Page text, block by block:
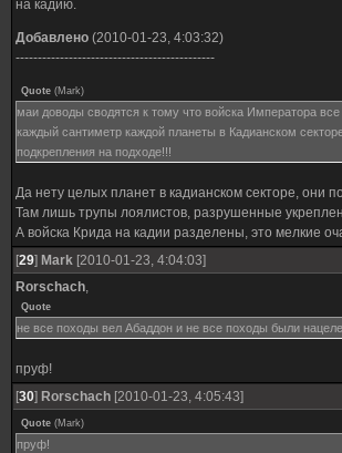
на кадию.
Добавлено (2010-01-23, 4:03:32)
---------------------------------------------
Quote (Mark)
маи доводы сводятся к тому что войска Императора
каждый сантиметр каждой планеты в Кадианском
подкрепления на подходе!!!
Да нету целых планет в кадианском секторе, они
Там лишь трупы лоялистов, разрушенные
А войска Крида на кадии разделены, это мелкие
[29] Mark [2010-01-23, 4:04:03]
Rorschach,
Quote
не все походы вел Абаддон и не все походы были
пруф!
[30] Rorschach [2010-01-23, 4:05:43]
Quote (Mark)
пруф!